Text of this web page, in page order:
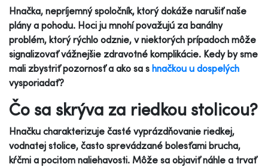
Hnačka, nepríjemný spoločník, ktorý dokáže narušiť naše
plány a pohodu. Hoci ju mnohí považujú za banálny
problém, ktorý rýchlo odznie, v niektorých prípadoch môže
signalizovať vážnejšie zdravotné komplikácie. Kedy by sme
mali zbystriť pozornosť a ako sa s hnačkou u dospelých
vysporiadať?
Čo sa skrýva za riedkou stolicou?
Hnačku charakterizuje časté vyprázdňovanie riedkej,
vodnatej stolice, často sprevádzané bolesťami brucha,
kŕčmi a pocitom naliehavosti. Môže sa objaviť náhle a trvať